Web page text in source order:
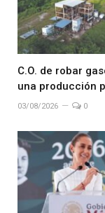
C.O. de robar
una producción
03/08/2026 0